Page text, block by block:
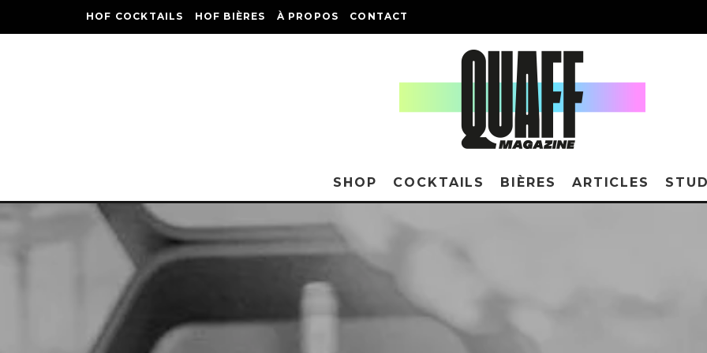
HOF COCKTAILS HOF BIÈRES À PROPOS CONTACT
SHOP COCKTAILS BIÈRES ARTICLES